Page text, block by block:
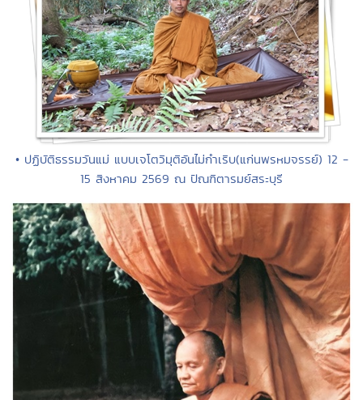
• ปฏิบัติธรรมวันแม่ แบบเจโตวิมุติอันไม่กำเริบ(แก่นพรหมจรรย์) 12 -
15 สิงหาคม 2569 ณ ปัณฑิตารมย์สระบุรี